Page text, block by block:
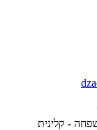
- קלינית